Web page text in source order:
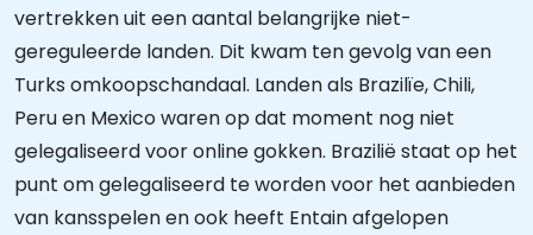
vertrekken uit een aantal belangrijke niet-
gereguleerde landen. Dit kwam ten gevolg van een
Turks omkoopschandaal. Landen als Brazilïe, Chili,
Peru en Mexico waren op dat moment nog niet
gelegaliseerd voor online gokken. Brazilië staat op het
punt om gelegaliseerd te worden voor het aanbieden
van kansspelen en ook heeft Entain afgelopen